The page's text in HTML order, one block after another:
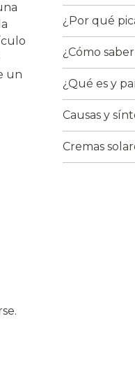
un
¿Por qué
¿Cómo
¿Qué es y
Causas y
Cremas